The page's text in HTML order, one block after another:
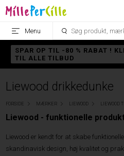
Menu
SPAR OP TIL -80 % RABAT !
TIL ALLE TILBUD
Liewood drikkedunke
FORSIDE MÆRKER LIEWOOD LIEWOOD
Liewood - funktionelle
Liewood er kendt for at skabe
skandinavisk design, høj kvalitet og